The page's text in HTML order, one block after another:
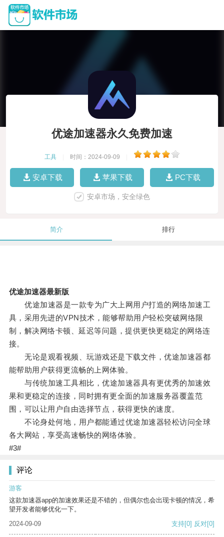
优途加速器永久免费加速
工具 时间：2024-09-09
安卓下载 苹果下载 PC下载
安卓市场，安全绿色
简介 排行
优途加速器最新版
优途加速器是一款专为广大上网用户打造的网络加速工
具，采用先进的VPN技术，能够帮助用户轻松突破网络限
制，解决网络卡顿、延迟等问题，提供更快更稳定的网络连
接。
无论是观看视频、玩游戏还是下载文件，优途加速器都
能帮助用户获得更流畅的上网体验。
与传统加速工具相比，优途加速器具有更优秀的加速效
果和更稳定的连接，同时拥有更全面的加速服务器覆盖范
围，可以让用户自由选择节点，获得更快的速度。
不论身处何地，用户都能通过优途加速器轻松访问全球
各大网站，享受高速畅快的网络体验。
#3#
评论
游客
这款加速器app的加速效果还是不错的，但偶尔也会出现卡顿的情况，希
望开发者能够优化一下。
2024-09-09
支持[0] 反对[0]